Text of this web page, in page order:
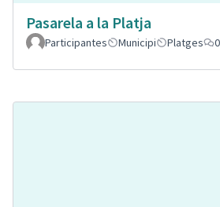
Pasarela a la Platja
Participantes
Municipi Platges 0